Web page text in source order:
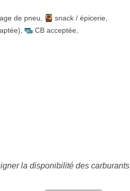
de pneu snack / épicerie
CB acceptée
la disponibilité des carburants